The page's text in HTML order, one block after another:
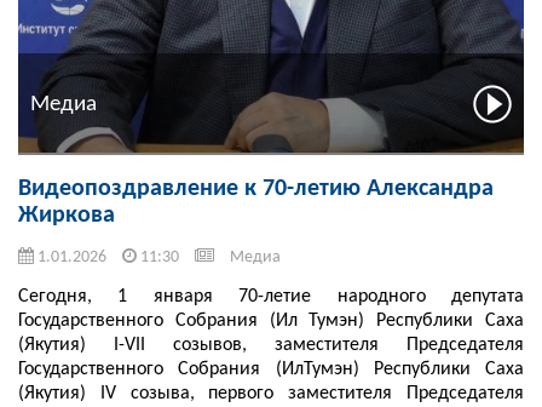
Медиа
Видеопоздравление к 70-летию Александра
Жиркова
1.01.2026 11:30 Медиа
Сегодня, 1 января 70-летие народного депутата
Государственного Собрания (Ил Тумэн) Республики Саха
(Якутия) I-VII созывов, заместителя Председателя
Государственного Собрания (ИлТумэн) Республики Саха
(Якутия) IV созыва, первого заместителя Председателя